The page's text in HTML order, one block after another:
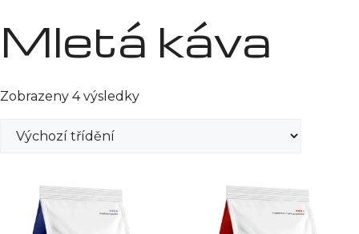
Mletá káva
Zobrazeny 4 výsledky